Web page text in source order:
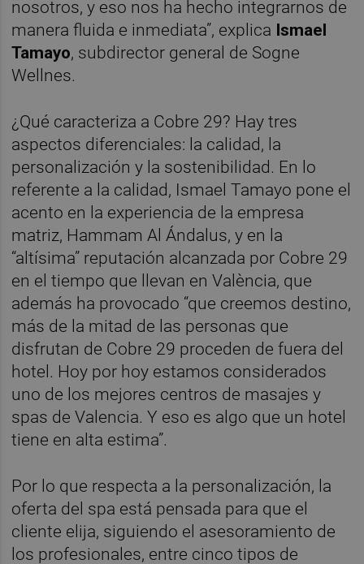
nosotros, y eso nos ha hecho integrarnos de
manera fluida e inmediata”, explica Ismael
Tamayo, subdirector general de Sogne
Wellnes.
¿Qué caracteriza a Cobre 29? Hay tres
aspectos diferenciales: la calidad, la
personalización y la sostenibilidad. En lo
referente a la calidad, Ismael Tamayo pone el
acento en la experiencia de la empresa
matriz, Hammam Al Ándalus, y en la
“altísima” reputación alcanzada por Cobre 29
en el tiempo que llevan en València, que
además ha provocado “que creemos destino,
más de la mitad de las personas que
disfrutan de Cobre 29 proceden de fuera del
hotel. Hoy por hoy estamos considerados
uno de los mejores centros de masajes y
spas de Valencia. Y eso es algo que un hotel
tiene en alta estima”.
Por lo que respecta a la personalización, la
oferta del spa está pensada para que el
cliente elija, siguiendo el asesoramiento de
los profesionales, entre cinco tipos de